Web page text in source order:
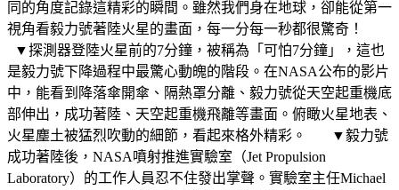
同的角度記錄這精彩的瞬間。雖然我們身在地球，卻能從第一
視角看毅力號著陸火星的畫面，每一分每一秒都很驚奇！
▼探測器登陸火星前的7分鐘，被稱為「可怕7分鐘」，這也
是毅力號下降過程中最驚心動魄的階段。在NASA公布的影片
中，能看到降落傘開傘、隔熱罩分離、毅力號從天空起重機底
部伸出，成功著陸、天空起重機飛離等畫面。俯瞰火星地表、
火星塵土被猛烈吹動的細節，看起來格外精彩。 ▼毅力號
成功著陸後，NASA噴射推進實驗室（Jet Propulsion
Laboratory）的工作人員忍不住發出掌聲。實驗室主任Michael